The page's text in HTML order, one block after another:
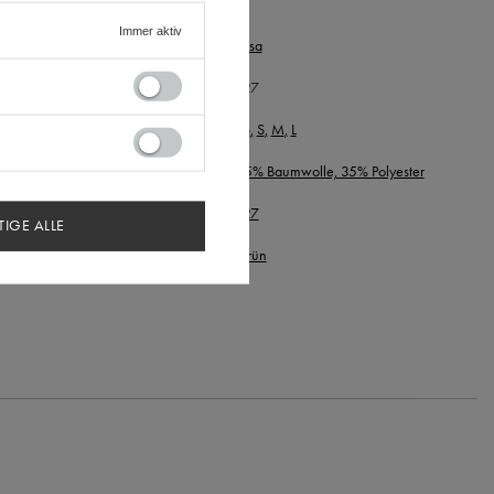
kasa
627
XS S M L
65% Baumwolle, 35% Polyester
627
Grün
Immer aktiv
ALLE